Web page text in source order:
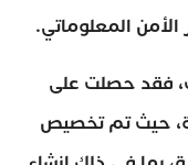
المعلوماتي.
فقد حصلت على
حيث تم تخصيص